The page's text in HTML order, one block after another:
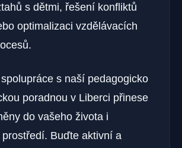
s dětmi, řešení konfliktů
optimalizaci vzdělávacích
s naší pedagogicko
poradnou v Liberci přinese
do vašeho života i
Buďte aktivní a